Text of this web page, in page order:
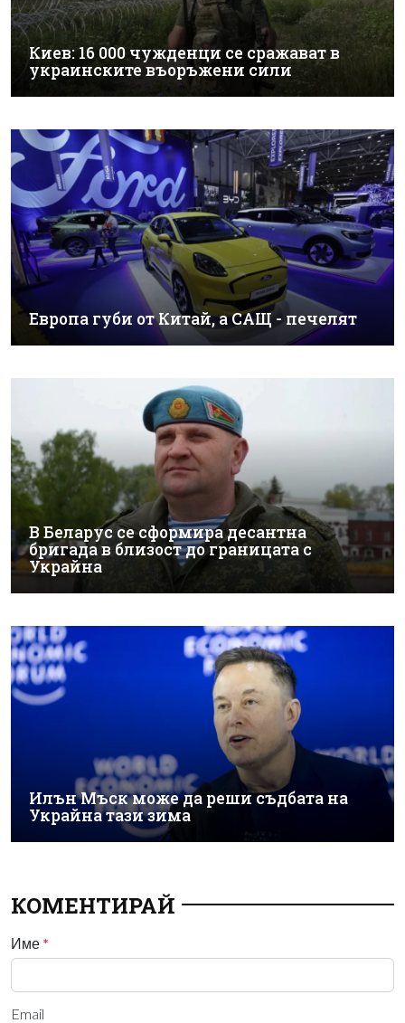
Киев: 16 000 чужденци се сражават в
украинските въоръжени сили
Европа губи от Китай, а САЩ - печелят
В Беларус се сформира десантна
бригада в близост до границата с
Украйна
Илън Мъск може да реши съдбата на
Украйна тази зима
КОМЕНТИРАЙ
Име *
Email